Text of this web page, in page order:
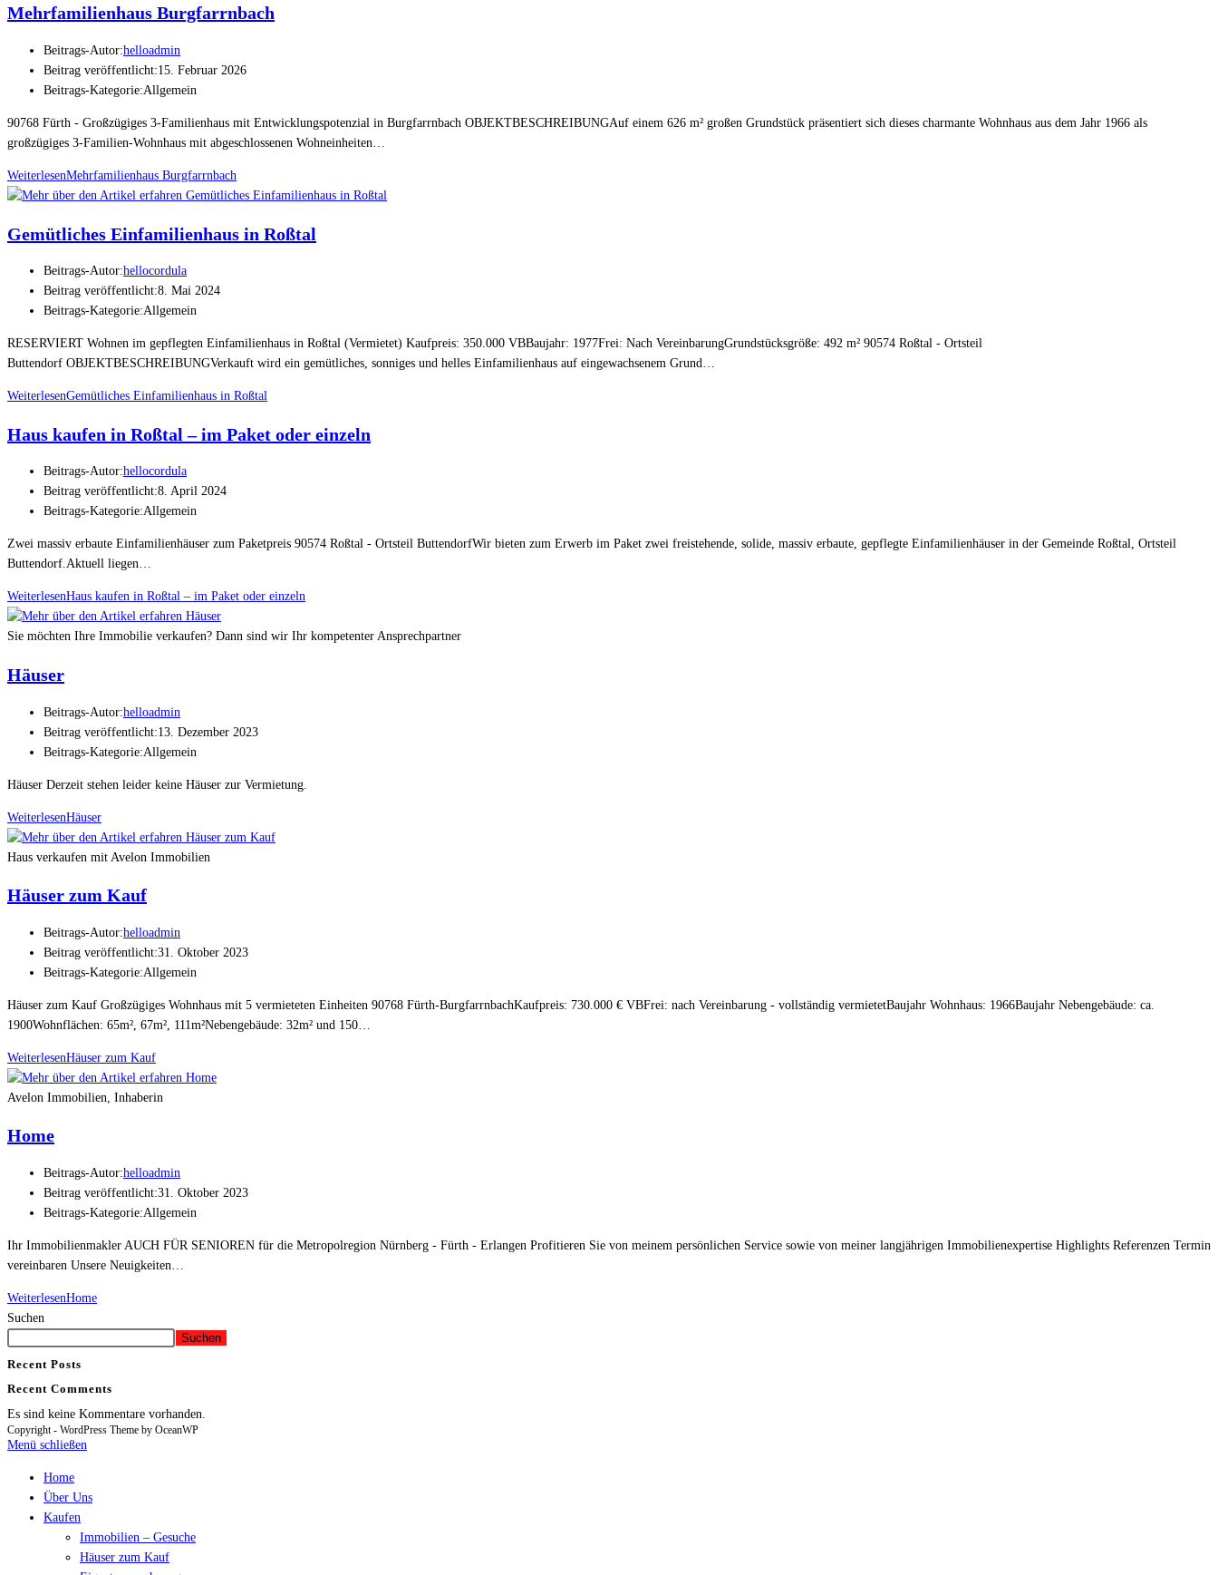
Mehrfamilienhaus Burgfarrnbach
Beitrags-Autor:helloadmin
Beitrag veröffentlicht:15. Februar 2026
Beitrags-Kategorie:Allgemein
90768 Fürth - Großzügiges 3-Familienhaus mit Entwicklungspotenzial in Burgfarrnbach OBJEKTBESCHREIBUNGAuf einem 626 m² großen Grundstück präsentiert sich dieses charmante Wohnhaus aus dem Jahr 1966 als
großzügiges 3-Familien-Wohnhaus mit abgeschlossenen Wohneinheiten…
WeiterlesenMehrfamilienhaus Burgfarrnbach
Gemütliches Einfamilienhaus in Roßtal
Beitrags-Autor:hellocordula
Beitrag veröffentlicht:8. Mai 2024
Beitrags-Kategorie:Allgemein
RESERVIERT Wohnen im gepflegten Einfamilienhaus in Roßtal (Vermietet) Kaufpreis: 350.000 VBBaujahr: 1977Frei: Nach VereinbarungGrundstücksgröße: 492 m² 90574 Roßtal - Ortsteil
Buttendorf OBJEKTBESCHREIBUNGVerkauft wird ein gemütliches, sonniges und helles Einfamilienhaus auf eingewachsenem Grund…
WeiterlesenGemütliches Einfamilienhaus in Roßtal
Haus kaufen in Roßtal – im Paket oder einzeln
Beitrags-Autor:hellocordula
Beitrag veröffentlicht:8. April 2024
Beitrags-Kategorie:Allgemein
Zwei massiv erbaute Einfamilienhäuser zum Paketpreis 90574 Roßtal - Ortsteil ButtendorfWir bieten zum Erwerb im Paket zwei freistehende, solide, massiv erbaute, gepflegte Einfamilienhäuser in der Gemeinde Roßtal, Ortsteil
Buttendorf.Aktuell liegen…
WeiterlesenHaus kaufen in Roßtal – im Paket oder einzeln
Sie möchten Ihre Immobilie verkaufen? Dann sind wir Ihr kompetenter Ansprechpartner
Häuser
Beitrags-Autor:helloadmin
Beitrag veröffentlicht:13. Dezember 2023
Beitrags-Kategorie:Allgemein
Häuser Derzeit stehen leider keine Häuser zur Vermietung.
WeiterlesenHäuser
Haus verkaufen mit Avelon Immobilien
Häuser zum Kauf
Beitrags-Autor:helloadmin
Beitrag veröffentlicht:31. Oktober 2023
Beitrags-Kategorie:Allgemein
Häuser zum Kauf Großzügiges Wohnhaus mit 5 vermieteten Einheiten 90768 Fürth-BurgfarrnbachKaufpreis: 730.000 € VBFrei: nach Vereinbarung - vollständig vermietetBaujahr Wohnhaus: 1966Baujahr Nebengebäude: ca.
1900Wohnflächen: 65m², 67m², 111m²Nebengebäude: 32m² und 150…
WeiterlesenHäuser zum Kauf
Avelon Immobilien, Inhaberin
Home
Beitrags-Autor:helloadmin
Beitrag veröffentlicht:31. Oktober 2023
Beitrags-Kategorie:Allgemein
Ihr Immobilienmakler AUCH FÜR SENIOREN für die Metropolregion Nürnberg - Fürth - Erlangen Profitieren Sie von meinem persönlichen Service sowie von meiner langjährigen Immobilienexpertise Highlights Referenzen Termin
vereinbaren Unsere Neuigkeiten…
WeiterlesenHome
Suchen
Suchen
Recent Posts
Recent Comments
Es sind keine Kommentare vorhanden.
Copyright - WordPress Theme by OceanWP
Menü schließen
Home
Über Uns
Kaufen
Immobilien – Gesuche
Häuser zum Kauf